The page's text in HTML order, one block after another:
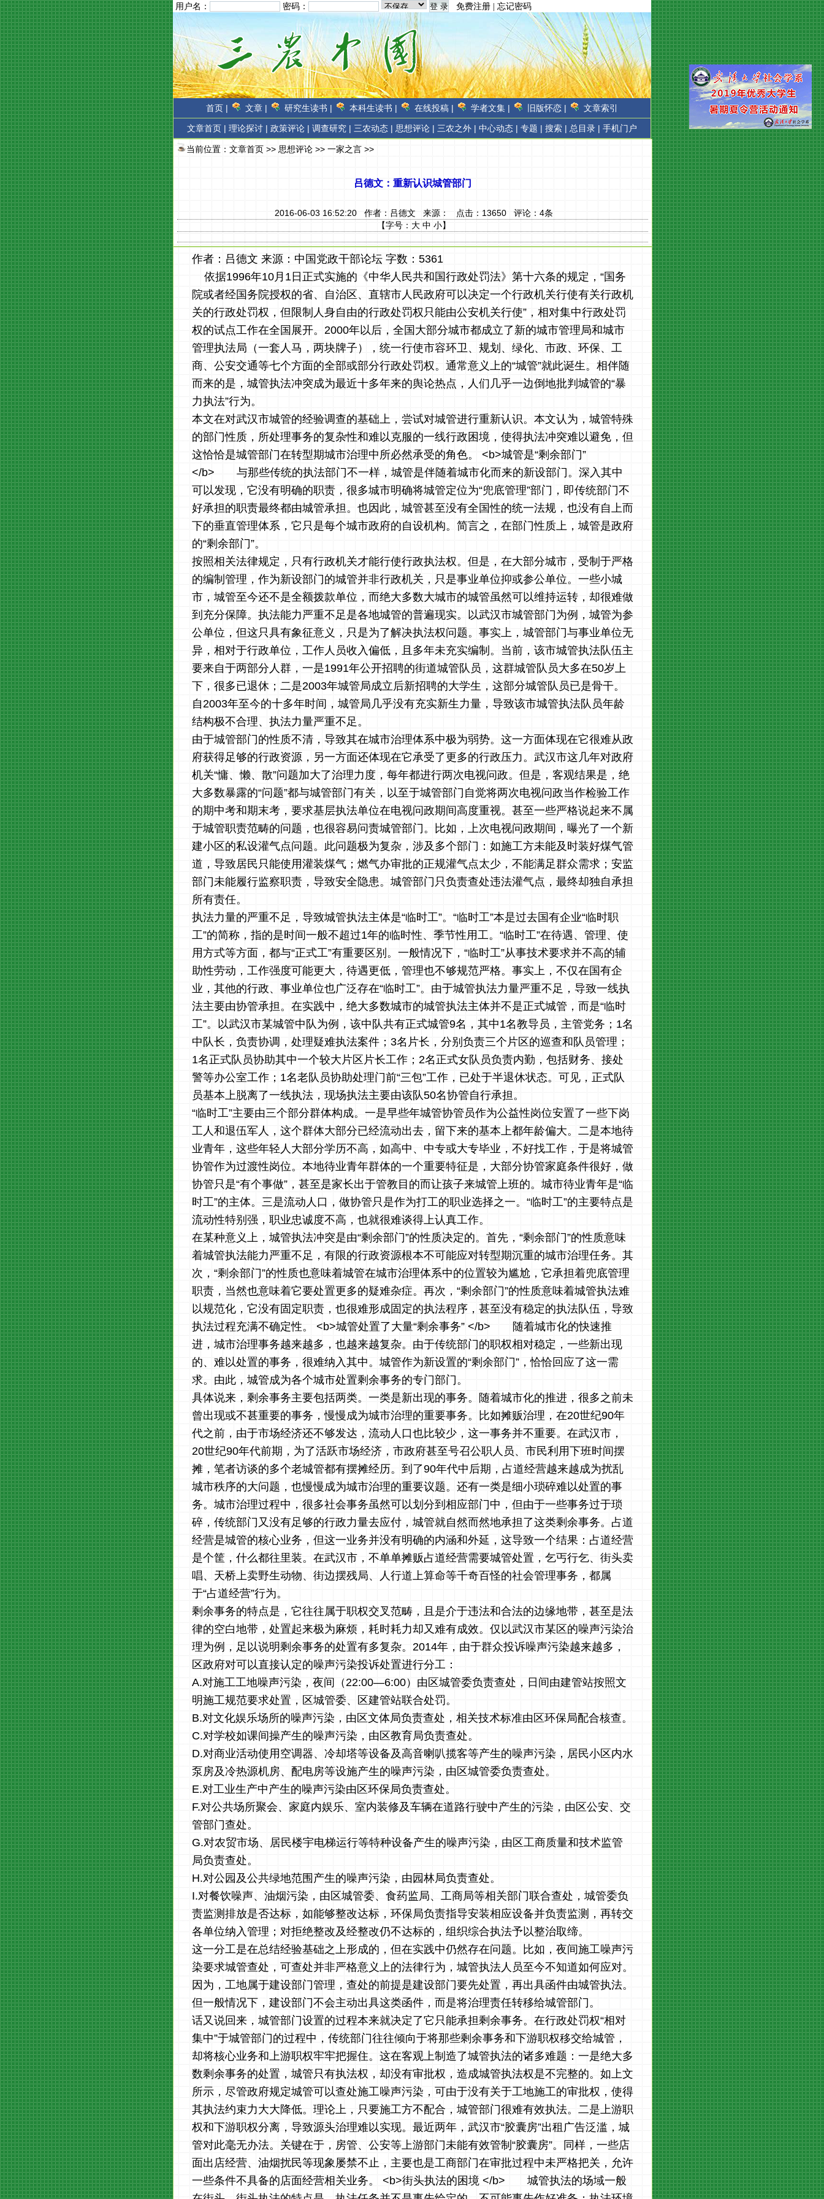
用户名： 密码： 免费注册 忘记密码
首页 | 文章 | 研究生读书 | 本科生读书 | 在线投稿 | 学者文集 | 旧版怀恋 | 文章索引
文章首页 | 理论探讨 | 政策评论 | 调查研究 | 三农动态 | 思想评论 | 三农之外 | 中心动态 | 专题 | 搜索 | 总目录 | 手机门户
当前位置： 文章首页 >>思想评论 >> 一家之言 >>
吕德文：重新认识城管部门
2016-06-03 16:52:20 作者：吕德文来源：点击：13650 评论：4条
【字号：大 中 小】
作者：吕德文 来源：中国党政干部论坛 字数：5361
依据1996年10月1日正式实施的《中华人民共和国行政处罚法》第十六条的规定，“国务
院或者经国务院授权的省、自治区、直辖市人民政府可以决定一个行政机关行使有关行政机
关的行政处罚权，但限制人身自由的行政处罚权只能由公安机关行使”，相对集中行政处罚
权的试点工作在全国展开。2000年以后，全国大部分城市都成立了新的城市管理局和城市
管理执法局（一套人马，两块牌子），统一行使市容环卫、规划、绿化、市政、环保、工
商、公安交通等七个方面的全部或部分行政处罚权。通常意义上的“城管”就此诞生。相伴随
而来的是，城管执法冲突成为最近十多年来的舆论热点，人们几乎一边倒地批判城管的“暴
力执法”行为。
本文在对武汉市城管的经验调查的基础上，尝试对城管进行重新认识。本文认为，城管特殊
的部门性质，所处理事务的复杂性和难以克服的一线行政困境，使得执法冲突难以避免，但
这恰恰是城管部门在转型期城市治理中所必然承受的角色。 <b>城管是“剩余部门”
</b> 与那些传统的执法部门不一样，城管是伴随着城市化而来的新设部门。深入其中
可以发现，它没有明确的职责，很多城市明确将城管定位为“兜底管理”部门，即传统部门不
好承担的职责最终都由城管承担。也因此，城管甚至没有全国性的统一法规，也没有自上而
下的垂直管理体系，它只是每个城市政府的自设机构。简言之，在部门性质上，城管是政府
的“剩余部门”。
按照相关法律规定，只有行政机关才能行使行政执法权。但是，在大部分城市，受制于严格
的编制管理，作为新设部门的城管并非行政机关，只是事业单位抑或参公单位。一些小城
市，城管至今还不是全额拨款单位，而绝大多数大城市的城管虽然可以维持运转，却很难做
到充分保障。执法能力严重不足是各地城管的普遍现实。以武汉市城管部门为例，城管为参
公单位，但这只具有象征意义，只是为了解决执法权问题。事实上，城管部门与事业单位无
异，相对于行政单位，工作人员收入偏低，且多年未充实编制。当前，该市城管执法队伍主
要来自于两部分人群，一是1991年公开招聘的街道城管队员，这群城管队员大多在50岁上
下，很多已退休；二是2003年城管局成立后新招聘的大学生，这部分城管队员已是骨干。
自2003年至今的十多年时间，城管局几乎没有充实新生力量，导致该市城管执法队员年龄
结构极不合理、执法力量严重不足。
由于城管部门的性质不清，导致其在城市治理体系中极为弱势。这一方面体现在它很难从政
府获得足够的行政资源，另一方面还体现在它承受了更多的行政压力。武汉市这几年对政府
机关“慵、懒、散”问题加大了治理力度，每年都进行两次电视问政。但是，客观结果是，绝
大多数暴露的“问题”都与城管部门有关，以至于城管部门自觉将两次电视问政当作检验工作
的期中考和期末考，要求基层执法单位在电视问政期间高度重视。甚至一些严格说起来不属
于城管职责范畴的问题，也很容易问责城管部门。比如，上次电视问政期间，曝光了一个新
建小区的私设灌气点问题。此问题极为复杂，涉及多个部门：如施工方未能及时装好煤气管
道，导致居民只能使用灌装煤气；燃气办审批的正规灌气点太少，不能满足群众需求；安监
部门未能履行监察职责，导致安全隐患。城管部门只负责查处违法灌气点，最终却独自承担
所有责任。
执法力量的严重不足，导致城管执法主体是“临时工”。“临时工”本是过去国有企业“临时职
工”的简称，指的是时间一般不超过1年的临时性、季节性用工。“临时工”在待遇、管理、使
用方式等方面，都与“正式工”有重要区别。一般情况下，“临时工”从事技术要求并不高的辅
助性劳动，工作强度可能更大，待遇更低，管理也不够规范严格。事实上，不仅在国有企
业，其他的行政、事业单位也广泛存在“临时工”。由于城管执法力量严重不足，导致一线执
法主要由协管承担。在实践中，绝大多数城市的城管执法主体并不是正式城管，而是“临时
工”。以武汉市某城管中队为例，该中队共有正式城管9名，其中1名教导员，主管党务；1名
中队长，负责协调，处理疑难执法案件；3名片长，分别负责三个片区的巡查和队员管理；
1名正式队员协助其中一个较大片区片长工作；2名正式女队员负责内勤，包括财务、接处
警等办公室工作；1名老队员协助处理门前“三包”工作，已处于半退休状态。可见，正式队
员基本上脱离了一线执法，现场执法主要由该队50名协管自行承担。
“临时工”主要由三个部分群体构成。一是早些年城管协管员作为公益性岗位安置了一些下岗
工人和退伍军人，这个群体大部分已经流动出去，留下来的基本上都年龄偏大。二是本地待
业青年，这些年轻人大部分学历不高，如高中、中专或大专毕业，不好找工作，于是将城管
协管作为过渡性岗位。本地待业青年群体的一个重要特征是，大部分协管家庭条件很好，做
协管只是“有个事做”，甚至是家长出于管教目的而让孩子来城管上班的。城市待业青年是“临
时工”的主体。三是流动人口，做协管只是作为打工的职业选择之一。“临时工”的主要特点是
流动性特别强，职业忠诚度不高，也就很难谈得上认真工作。
在某种意义上，城管执法冲突是由“剩余部门”的性质决定的。首先，“剩余部门”的性质意味
着城管执法能力严重不足，有限的行政资源根本不可能应对转型期沉重的城市治理任务。其
次，“剩余部门”的性质也意味着城管在城市治理体系中的位置较为尴尬，它承担着兜底管理
职责，当然也意味着它要处置更多的疑难杂症。再次，“剩余部门”的性质意味着城管执法难
以规范化，它没有固定职责，也很难形成固定的执法程序，甚至没有稳定的执法队伍，导致
执法过程充满不确定性。 <b>城管处置了大量“剩余事务” </b> 随着城市化的快速推
进，城市治理事务越来越多，也越来越复杂。由于传统部门的职权相对稳定，一些新出现
的、难以处置的事务，很难纳入其中。城管作为新设置的“剩余部门”，恰恰回应了这一需
求。由此，城管成为各个城市处置剩余事务的专门部门。
具体说来，剩余事务主要包括两类。一类是新出现的事务。随着城市化的推进，很多之前未
曾出现或不甚重要的事务，慢慢成为城市治理的重要事务。比如摊贩治理，在20世纪90年
代之前，由于市场经济还不够发达，流动人口也比较少，这一事务并不重要。在武汉市，
20世纪90年代前期，为了活跃市场经济，市政府甚至号召公职人员、市民利用下班时间摆
摊，笔者访谈的多个老城管都有摆摊经历。到了90年代中后期，占道经营越来越成为扰乱
城市秩序的大问题，也慢慢成为城市治理的重要议题。还有一类是细小琐碎难以处置的事
务。城市治理过程中，很多社会事务虽然可以划分到相应部门中，但由于一些事务过于琐
碎，传统部门又没有足够的行政力量去应付，城管就自然而然地承担了这类剩余事务。占道
经营是城管的核心业务，但这一业务并没有明确的内涵和外延，这导致一个结果：占道经营
是个筐，什么都往里装。在武汉市，不单单摊贩占道经营需要城管处置，乞丐行乞、街头卖
唱、天桥上卖野生动物、街边摆残局、人行道上算命等千奇百怪的社会管理事务，都属
于“占道经营”行为。
剩余事务的特点是，它往往属于职权交叉范畴，且是介于违法和合法的边缘地带，甚至是法
律的空白地带，处置起来极为麻烦，耗时耗力却又难有成效。仅以武汉市某区的噪声污染治
理为例，足以说明剩余事务的处置有多复杂。2014年，由于群众投诉噪声污染越来越多，
区政府对可以直接认定的噪声污染投诉处置进行分工：
A.对施工工地噪声污染，夜间（22:00—6:00）由区城管委负责查处，日间由建管站按照文
明施工规范要求处置，区城管委、区建管站联合处罚。
B.对文化娱乐场所的噪声污染，由区文体局负责查处，相关技术标准由区环保局配合核查。
C.对学校如课间操产生的噪声污染，由区教育局负责查处。
D.对商业活动使用空调器、冷却塔等设备及高音喇叭揽客等产生的噪声污染，居民小区内水
泵房及冷热源机房、配电房等设施产生的噪声污染，由区城管委负责查处。
E.对工业生产中产生的噪声污染由区环保局负责查处。
F.对公共场所聚会、家庭内娱乐、室内装修及车辆在道路行驶中产生的污染，由区公安、交
管部门查处。
G.对农贸市场、居民楼宇电梯运行等特种设备产生的噪声污染，由区工商质量和技术监管
局负责查处。
H.对公园及公共绿地范围产生的噪声污染，由园林局负责查处。
I.对餐饮噪声、油烟污染，由区城管委、食药监局、工商局等相关部门联合查处，城管委负
责监测排放是否达标，如能够整改达标，环保局负责指导安装相应设备并负责监测，再转交
各单位纳入管理；对拒绝整改及经整改仍不达标的，组织综合执法予以整治取缔。
这一分工是在总结经验基础之上形成的，但在实践中仍然存在问题。比如，夜间施工噪声污
染要求城管查处，可查处并非严格意义上的法律行为，城管执法人员至今不知道如何应对。
因为，工地属于建设部门管理，查处的前提是建设部门要先处置，再出具函件由城管执法。
但一般情况下，建设部门不会主动出具这类函件，而是将治理责任转移给城管部门。
话又说回来，城管部门设置的过程本来就决定了它只能承担剩余事务。在行政处罚权“相对
集中”于城管部门的过程中，传统部门往往倾向于将那些剩余事务和下游职权移交给城管，
却将核心业务和上游职权牢牢把握住。这在客观上制造了城管执法的诸多难题：一是绝大多
数剩余事务的处置，城管只有执法权，却没有审批权，造成城管执法权是不完整的。如上文
所示，尽管政府规定城管可以查处施工噪声污染，可由于没有关于工地施工的审批权，使得
其执法约束力大大降低。理论上，只要施工方不配合，城管部门很难有效执法。二是上游职
权和下游职权分离，导致源头治理难以实现。最近两年，武汉市“胶囊房”出租广告泛滥，城
管对此毫无办法。关键在于，房管、公安等上游部门未能有效管制“胶囊房”。同样，一些店
面出店经营、油烟扰民等现象屡禁不止，主要也是工商部门在审批过程中未严格把关，允许
一些条件不具备的店面经营相关业务。 <b>街头执法的困境 </b> 城管执法的场域一般